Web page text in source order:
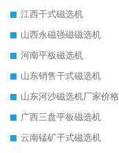
江西干式磁选机
山西永磁强磁磁选机
河南平板磁选机
山东销售干式磁选机
山东河沙磁选机厂家价格
广西三盘平板磁选机
云南锰矿干式磁选机